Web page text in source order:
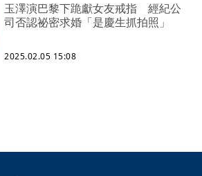
玉澤演巴黎下跪獻女友戒指 經紀公
司否認祕密求婚「是慶生抓拍照」
2025.02.05 15:08